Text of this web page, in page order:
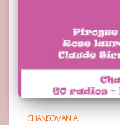
CHANSOMANIA